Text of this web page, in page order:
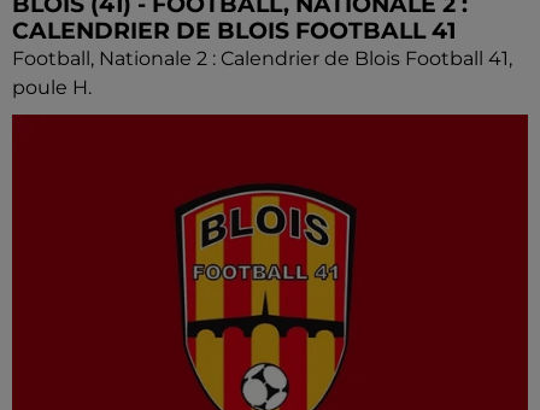
CALENDRIER DE BLOIS FOOTBALL 41
Football, Nationale 2 : Calendrier de Blois Football 41,
poule H.